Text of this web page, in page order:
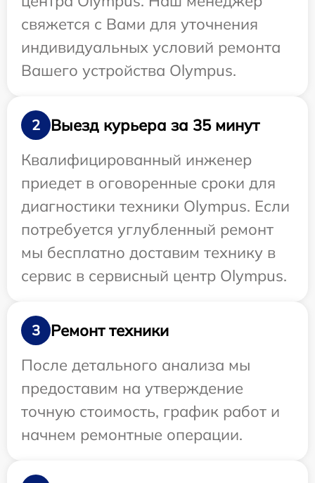
свяжется с Вами для уточнения
индивидуальных условий ремонта
Вашего устройства Olympus.
2
Выезд курьера за 35 минут
Квалифицированный инженер
приедет в оговоренные сроки для
диагностики техники Olympus. Если
потребуется углубленный ремонт
мы бесплатно доставим технику в
сервис в сервисный центр Olympus.
3
Ремонт техники
После детального анализа мы
предоставим на утверждение
точную стоимость, график работ и
начнем ремонтные операции.